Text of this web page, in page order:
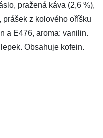
pražená káva (2,6 %),
z kolového oříšku
a E476, aroma: vanilin.
Obsahuje kofein.